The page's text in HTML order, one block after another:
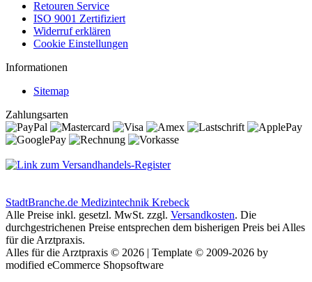
Retouren Service
ISO 9001 Zertifiziert
Widerruf erklären
Cookie Einstellungen
Informationen
Sitemap
Zahlungsarten
StadtBranche.de Medizintechnik Krebeck
Alle Preise inkl. gesetzl. MwSt. zzgl. Versandkosten. Die
durchgestrichenen Preise entsprechen dem bisherigen Preis bei Alles
für die Arztpraxis.
Alles für die Arztpraxis © 2026 | Template © 2009-2026 by
modified eCommerce Shopsoftware